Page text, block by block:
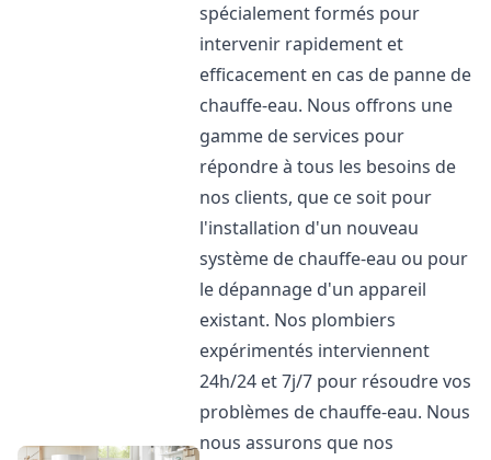
spécialement formés pour
intervenir rapidement et
efficacement en cas de panne de
chauffe-eau. Nous offrons une
gamme de services pour
répondre à tous les besoins de
nos clients, que ce soit pour
l'installation d'un nouveau
système de chauffe-eau ou pour
le dépannage d'un appareil
existant. Nos plombiers
expérimentés interviennent
24h/24 et 7j/7 pour résoudre vos
problèmes de chauffe-eau. Nous
nous assurons que nos